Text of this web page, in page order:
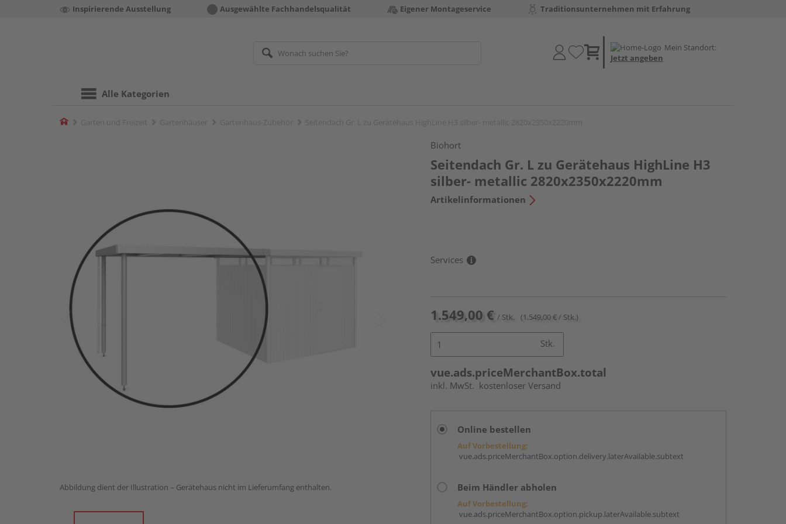
Inspirierende Ausstellung Ausgewählte Fachhandelsqualität Eigener Montageservice Traditionsunternehmen mit Erfahrung
Mein Standort:
Jetzt angeben
Alle Kategorien
Home
Abbildung dient der Illustration – Gerätehaus nicht im Lieferumfang enthalten.
Biohort
Seitendach Gr. L zu Gerätehaus HighLine H3
silber- metallic 2820x2350x2220mm
Artikelinformationen
Services
1.549,00 € / Stk. (1.549,00 € / Stk.)
Stk.
vue.ads.priceMerchantBox.total
inkl. MwSt. kostenloser Versand
Online bestellen
Auf Vorbestellung:
vue.ads.priceMerchantBox.option.delivery.laterAvailable.subtext
Beim Händler abholen
Auf Vorbestellung:
vue.ads.priceMerchantBox.option.pickup.laterAvailable.subtext